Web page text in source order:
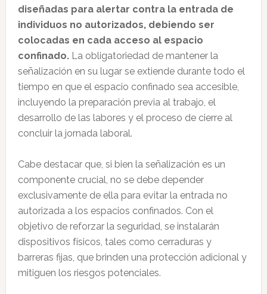
diseñadas para alertar contra la entrada de
individuos no autorizados, debiendo ser
colocadas en cada acceso al espacio
confinado.La obligatoriedad de mantener la
señalización en su lugar se extiende durante todo el
tiempo en que el espacio confinado sea accesible,
incluyendo la preparación previa al trabajo, el
desarrollo de las labores y el proceso de cierre al
concluir la jornada laboral.
Cabe destacar que, si bien la señalización es un
componente crucial, no se debe depender
exclusivamente de ella para evitar la entrada no
autorizada a los espacios confinados. Con el
objetivo de reforzar la seguridad, se instalarán
dispositivos físicos, tales como cerraduras y
barreras fijas, que brinden una protección adicional y
mitiguen los riesgos potenciales.